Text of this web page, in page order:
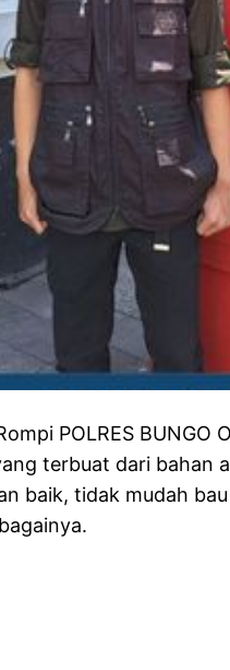
POLRES BUNGO
terbuat dari bahan
baik, tidak mudah